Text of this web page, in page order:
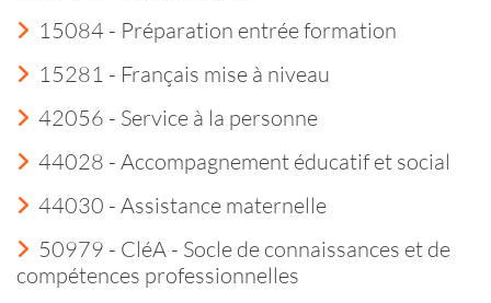
15084 - Préparation entrée formation
15281 - Français mise à niveau
42056 - Service à la personne
44028 - Accompagnement éducatif et social
44030 - Assistance maternelle
50979 - CléA - Socle de connaissances et de
compétences professionnelles